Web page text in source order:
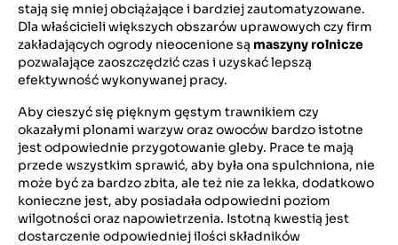
stają się mniej obciążające i bardziej zautomatyzowane.
Dla właścicieli większych obszarów uprawowych czy firm
zakładających ogrody nieocenione są maszyny rolnicze
pozwalające zaoszczędzić czas i uzyskać lepszą
efektywność wykonywanej pracy.
Aby cieszyć się pięknym gęstym trawnikiem czy
okazałymi plonami warzyw oraz owoców bardzo istotne
jest odpowiednie przygotowanie gleby. Prace te mają
przede wszystkim sprawić, aby była ona spulchniona, nie
może być za bardzo zbita, ale też nie za lekka, dodatkowo
konieczne jest, aby posiadała odpowiedni poziom
wilgotności oraz napowietrzenia. Istotną kwestią jest
dostarczenie odpowiedniej ilości składników